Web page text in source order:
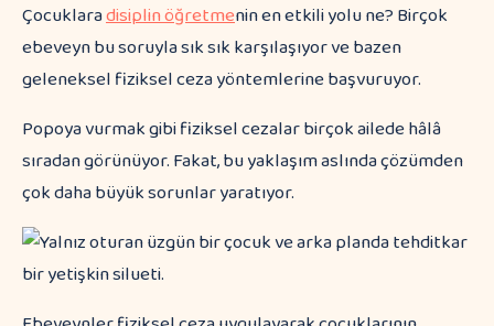
Çocuklaradisiplin öğretmenin en etkili yolu ne? Birçok
ebeveyn bu soruyla sık sık karşılaşıyor ve bazen
geleneksel fiziksel ceza yöntemlerine başvuruyor.
Popoya vurmak gibi fiziksel cezalar birçok ailede hâlâ
sıradan görünüyor. Fakat, bu yaklaşım aslında çözümden
çok daha büyük sorunlar yaratıyor.